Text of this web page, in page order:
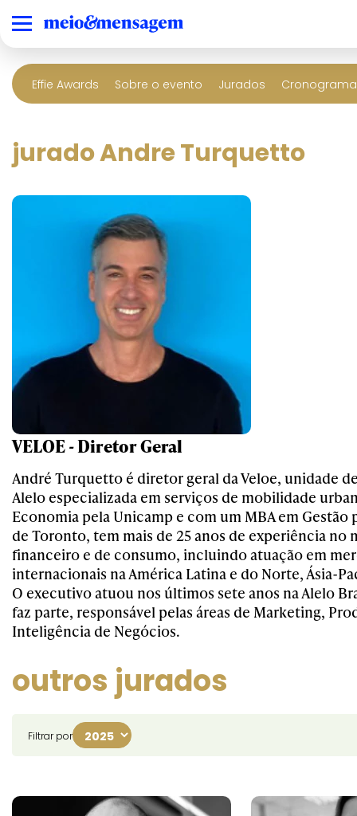
Effie Awards Sobre o evento Jurados
jurado Andre Turquetto
VELOE - Diretor Geral
André Turquetto é diretor geral da Veloe, unidade
Alelo especializada em serviços de mobilidade
Economia pela Unicamp e com um MBA em Gestão
de Toronto, tem mais de 25 anos de experiência no
financeiro e de consumo, incluindo atuação em
internacionais na América Latina e do Norte, Ásia-
O executivo atuou nos últimos sete anos na Alelo
faz parte, responsável pelas áreas de Marketing,
Inteligência de Negócios.
outros jurados
Filtrar por